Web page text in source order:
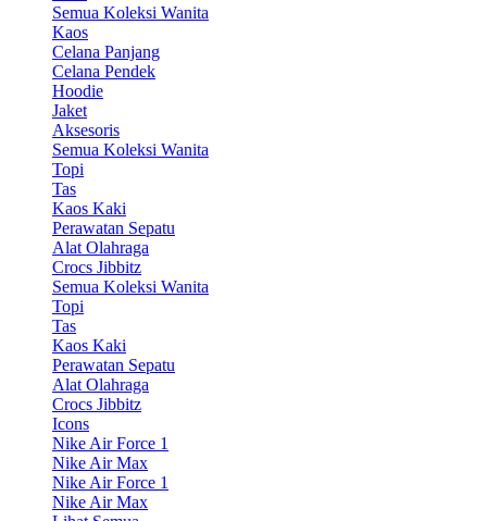
Semua Koleksi Wanita
Kaos
Celana Panjang
Celana Pendek
Hoodie
Jaket
Aksesoris
Semua Koleksi Wanita
Topi
Tas
Kaos Kaki
Perawatan Sepatu
Alat Olahraga
Crocs Jibbitz
Semua Koleksi Wanita
Topi
Tas
Kaos Kaki
Perawatan Sepatu
Alat Olahraga
Crocs Jibbitz
Icons
Nike Air Force 1
Nike Air Max
Nike Air Force 1
Nike Air Max